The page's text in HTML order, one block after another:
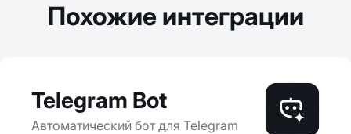
Похожие интеграции
Telegram Bot
Автоматический бот для Telegram